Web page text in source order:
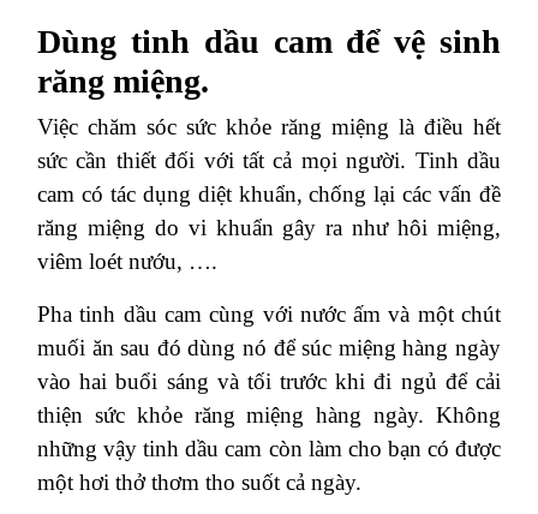
Dùng tinh dầu cam để vệ sinh
răng miệng.
Việc chăm sóc sức khỏe răng miệng là điều hết
sức cần thiết đối với tất cả mọi người. Tinh dầu
cam có tác dụng diệt khuẩn, chống lại các vấn đề
răng miệng do vi khuẩn gây ra như hôi miệng,
viêm loét nướu, ….
Pha tinh dầu cam cùng với nước ấm và một chút
muối ăn sau đó dùng nó để súc miệng hàng ngày
vào hai buổi sáng và tối trước khi đi ngủ để cải
thiện sức khỏe răng miệng hàng ngày. Không
những vậy tinh dầu cam còn làm cho bạn có được
một hơi thở thơm tho suốt cả ngày.